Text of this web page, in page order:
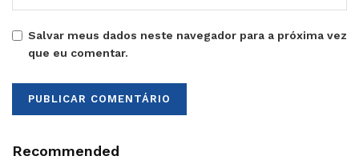
Salvar meus dados neste navegador para a próxima vez
que eu comentar.
Recommended